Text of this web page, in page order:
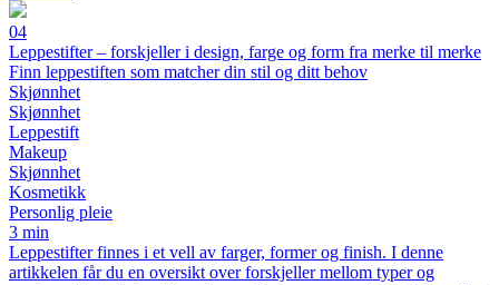
04
Leppestifter – forskjeller i design, farge og form fra merke til merke
Finn leppestiften som matcher din stil og ditt behov
Skjønnhet
Skjønnhet
Leppestift
Makeup
Skjønnhet
Kosmetikk
Personlig pleie
3 min
Leppestifter finnes i et vell av farger, former og finish. I denne
artikkelen får du en oversikt over forskjeller mellom typer og